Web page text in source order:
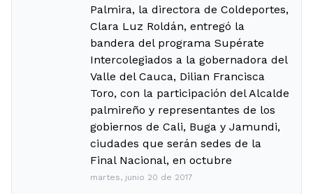
Palmira, la directora de Coldeportes,
Clara Luz Roldán, entregó la
bandera del programa Supérate
Intercolegiados a la gobernadora del
Valle del Cauca, Dilian Francisca
Toro, con la participación del Alcalde
palmireño y representantes de los
gobiernos de Cali, Buga y Jamundi,
ciudades que serán sedes de la
Final Nacional, en octubre
martes, junio 20 de 2017